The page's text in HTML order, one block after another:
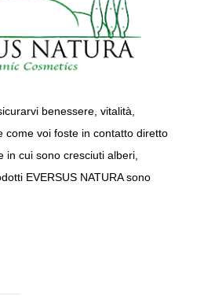
benessere, vitalità,
come voi foste in contatto diretto
in cui sono cresciuti alberi,
EVERSUS NATURA sono